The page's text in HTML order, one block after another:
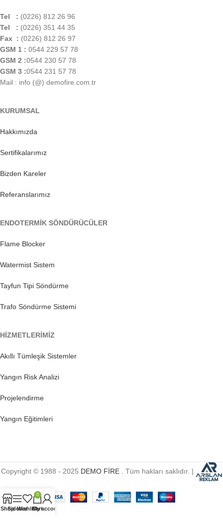
Tel : (0226) 812 26 96
Tel : (0226) 351 44 35
Fax : (0226) 812 26 97
GSM 1 : 0544 229 57 78
GSM 2 :0544 230 57 78
GSM 3 :0544 231 57 78
Mail : info (@) demofire.com.tr
KURUMSAL
Hakkımızda
Sertifikalarımız
Bizden Kareler
Referanslarımız
ENDOTERMİK SÖNDÜRÜCÜLER
Flame Blocker
Watermist Sistem
Tayfun Tipi Söndürme
Trafo Söndürme Sistemi
HİZMETLERİMİZ
Akıllı Tümleşik Sistemler
Yangın Risk Analizi
Projelendirme
Yangın Eğitimleri
Copyright © 1988 - 2025 DEMO FİRE . Tüm hakları saklıdır. |
ShopSidebarWishlist
0
Cart
My account